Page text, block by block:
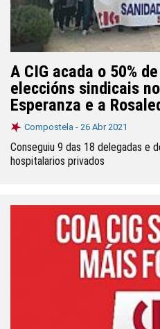
A CIG acada o 50%
eleccións sindicais
Esperanza e a
Compostela - 26 Abr 2021
Conseguiu 9 das 18 delegadas e
hospitalarios privados